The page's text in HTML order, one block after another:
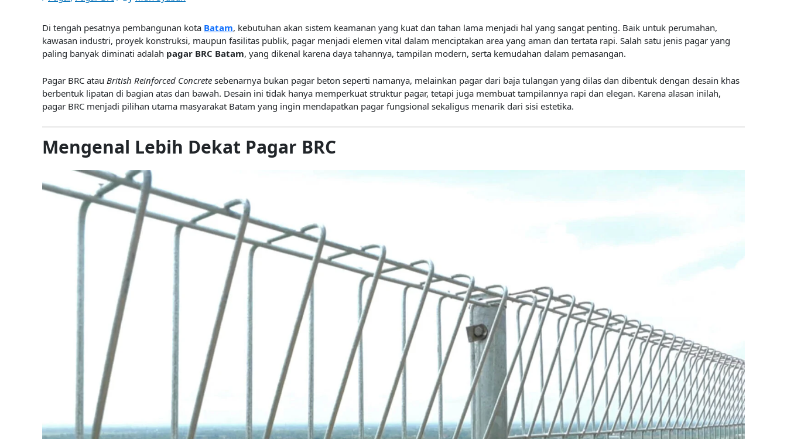
Di tengah pesatnya pembangunan kota Batam, kebutuhan akan sistem keamanan yang kuat dan tahan lama menjadi hal yang sangat penting. Baik untuk perumahan,
kawasan industri, proyek konstruksi, maupun fasilitas publik, pagar menjadi elemen vital dalam menciptakan area yang aman dan tertata rapi. Salah satu jenis pagar yang
paling banyak diminati adalah pagar BRC Batam, yang dikenal karena daya tahannya, tampilan modern, serta kemudahan dalam pemasangan.
Pagar BRC atau British Reinforced Concrete sebenarnya bukan pagar beton seperti namanya, melainkan pagar dari baja tulangan yang dilas dan dibentuk dengan desain khas
berbentuk lipatan di bagian atas dan bawah. Desain ini tidak hanya memperkuat struktur pagar, tetapi juga membuat tampilannya rapi dan elegan. Karena alasan inilah,
pagar BRC menjadi pilihan utama masyarakat Batam yang ingin mendapatkan pagar fungsional sekaligus menarik dari sisi estetika.
Mengenal Lebih Dekat Pagar BRC